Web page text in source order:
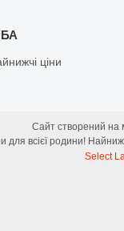
ціни
Сайт створений на
Select